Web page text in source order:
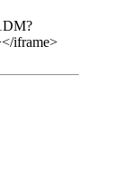
iframe>